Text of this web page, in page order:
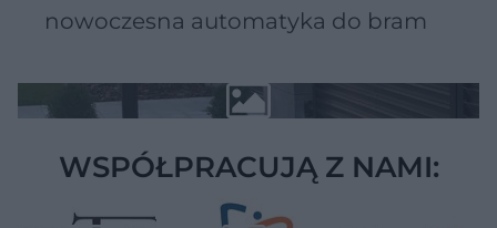
nowoczesna automatyka do bram
WSPÓŁPRACUJĄ Z NAMI: